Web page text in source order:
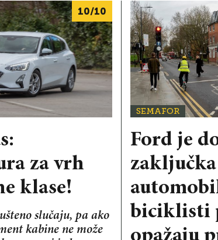
10/10
za vrh
klase!
slučaju, pa ako
kabine ne može
SEMAFOR
Ford je
biciklisti